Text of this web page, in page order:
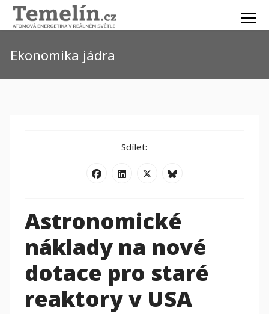
Ekonomika jádra
Sdílet:
Astronomické
náklady na nové
dotace pro staré
reaktory v USA